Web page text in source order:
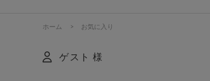
ホーム > お気に入り
ゲスト 様